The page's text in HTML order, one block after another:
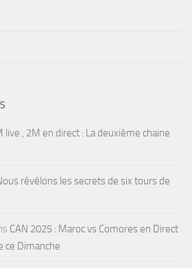
live , 2M en direct : La deuxième chaine
révélons les secrets de six tours de
CAN 2025 : Maroc vs Comores en Direct
ce Dimanche